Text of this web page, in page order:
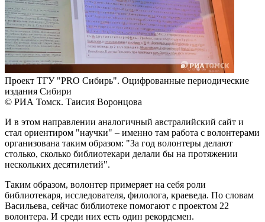
Проект ТГУ "PRO Сибирь". Оцифрованные периодические
издания Сибири
© РИА Томск. Таисия Воронцова
И в этом направлении аналогичный австралийский сайт и
стал ориентиром "научки" – именно там работа с волонтерами
организована таким образом: "За год волонтеры делают
столько, сколько библиотекари делали бы на протяжении
нескольких десятилетий".
Таким образом, волонтер примеряет на себя роли
библиотекаря, исследователя, филолога, краеведа. По словам
Васильева, сейчас библиотеке помогают с проектом 22
волонтера. И среди них есть один рекордсмен.